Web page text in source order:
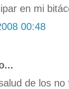
en mi
00:48
de los